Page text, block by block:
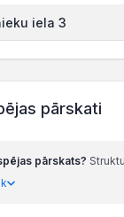
iela 3
pārskati
pārskats?